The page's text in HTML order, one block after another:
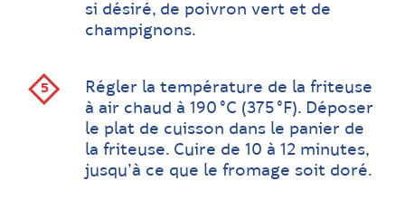
si désiré, de poivron vert et de
champignons.
Régler la température de la friteuse
à air chaud à 190 °C (375 °F). Déposer
le plat de cuisson dans le panier de
la friteuse. Cuire de 10 à 12 minutes,
jusqu’à ce que le fromage soit doré.